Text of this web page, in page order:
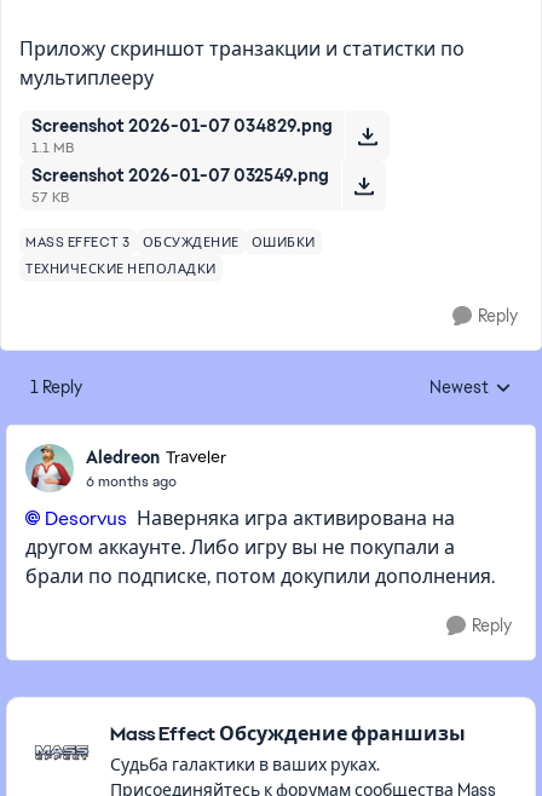
Приложу скриншот транзакции и статистки по
мультиплееру
Screenshot 2026-01-07 034829.png
1.1 MB
Screenshot 2026-01-07 032549.png
57 KB
MASS EFFECT 3 ОБСУЖДЕНИЕ
ОШИБКИ
ТЕХНИЧЕСКИЕ НЕПОЛАДКИ
Reply
1 Reply Replies sorted
Newest
Aledreon Traveler
6 months ago
Desorvus​ Наверняка игра активирована на
другом аккаунте. Либо игру вы не покупали а
брали по подписке, потом докупили дополнения.
Reply
Featured Places
Mass Effect Обсуждение франшизы
Судьба галактики в ваших руках.
Присоединяйтесь к форумам сообщества Mass